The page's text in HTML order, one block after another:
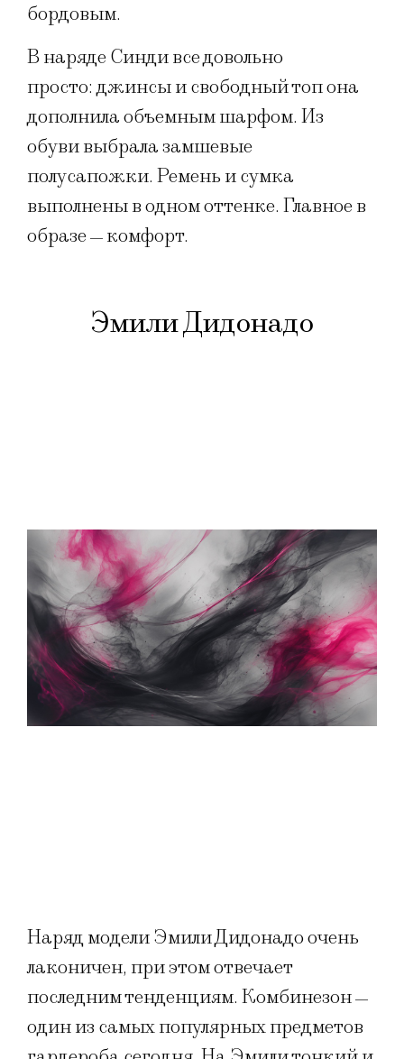
бордовым.
В наряде Синди все довольно
просто: джинсы и свободный топ она
дополнила объемным шарфом. Из
обуви выбрала замшевые
полусапожки. Ремень и сумка
выполнены в одном оттенке. Главное в
образе — комфорт.
Эмили Дидонадо
Наряд модели Эмили Дидонадо очень
лаконичен, при этом отвечает
последним тенденциям. Комбинезон —
один из самых популярных предметов